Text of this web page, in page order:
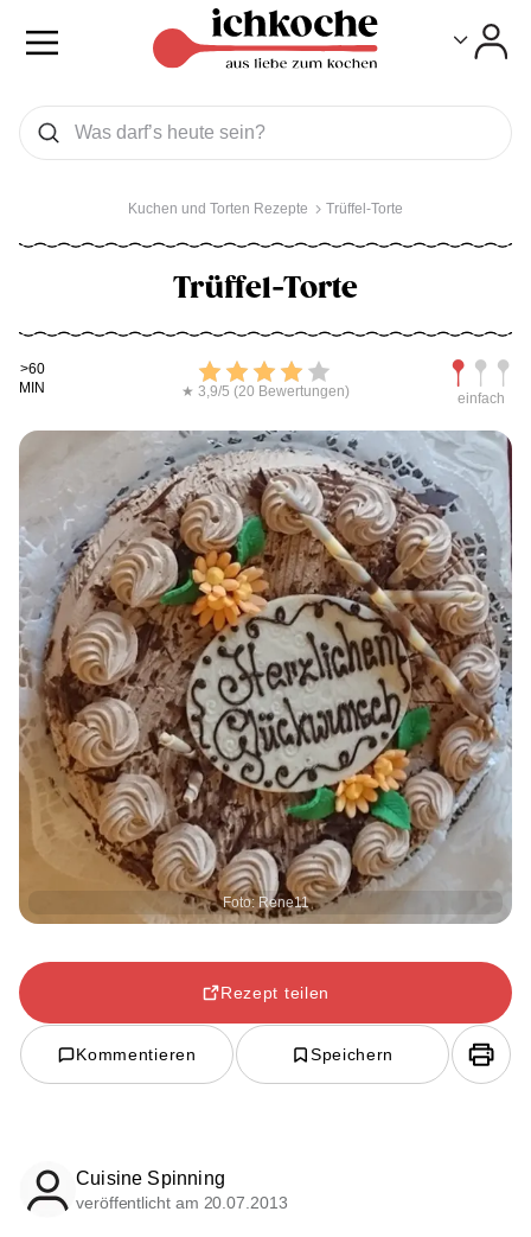
Was wollen Sie suchen
Suchen
Kuchen und Torten Rezepte Trüffel-Torte
Trüffel-Torte
Kochdauer
>60
MIN
Bewerten
★ 3,9/5 (20 Bewertungen) einfach
Foto: Rene11
Rezept teilen
Kommentieren Speichern
Cuisine Spinning
veröffentlicht am 20.07.2013